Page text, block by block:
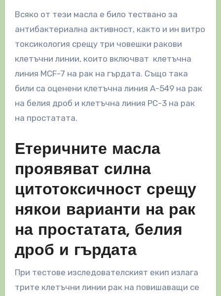
Всяко от тези масла е било тествано за
антибактериална активност, както и ин витро
токсикология срещу три човешки ракови
клетъчни линии, които включват клетъчна
линия MCF-7 на рак на гърдата. Също така
били са оценени клетъчна линия А-549 на рак
на белия дроб и клетъчна линия РС-3 на рак
на простатата.
Етеричните масла
проявяват силна
цитотоксичност срещу
някои варианти на рак
на простатата, белия
дроб и гърдата
При тестове изследователският екип излага
трите клетъчни линии рак на повишаващи се